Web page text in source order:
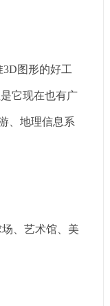
图形的好工
它现在也有广
、地理信息系
、艺术馆、美